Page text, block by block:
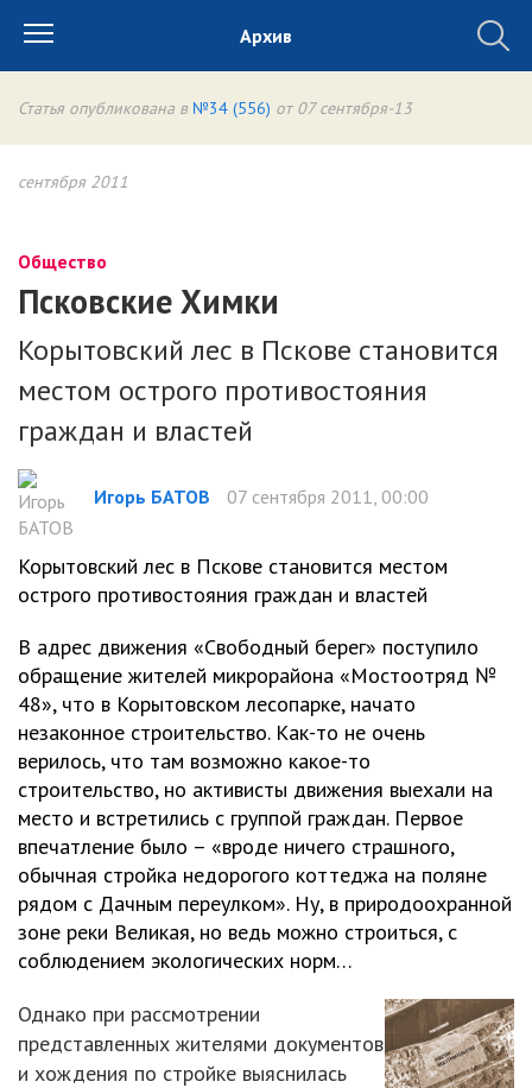
Архив
Статья опубликована в №34 (556) от 07 сентября-13
сентября 2011
Общество
Псковские Химки
Корытовский лес в Пскове становится
местом острого противостояния
граждан и властей
Игорь БАТОВ 07 сентября 2011, 00:00
Корытовский лес в Пскове становится местом
острого противостояния граждан и властей
В адрес движения «Свободный берег» поступило
обращение жителей микрорайона «Мостоотряд №
48», что в Корытовском лесопарке, начато
незаконное строительство. Как-то не очень
верилось, что там возможно какое-то
строительство, но активисты движения выехали на
место и встретились с группой граждан. Первое
впечатление было – «вроде ничего страшного,
обычная стройка недорогого коттеджа на поляне
рядом с Дачным переулком». Ну, в природоохранной
зоне реки Великая, но ведь можно строиться, с
соблюдением экологических норм…
Однако при рассмотрении
представленных жителями документов
и хождения по стройке выяснилась